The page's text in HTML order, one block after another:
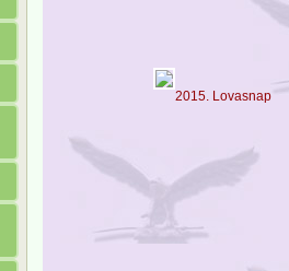
2015. Lovasnap